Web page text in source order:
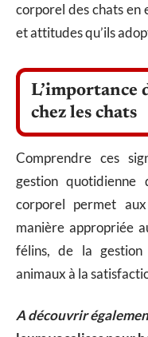
corporel des chats en
et attitudes qu’ils
L’importance
chez les chats
Comprendre ces
gestion quotidienne
corporel permet
manière appropriée
félins, de la gestion
animaux à la
A découvrir